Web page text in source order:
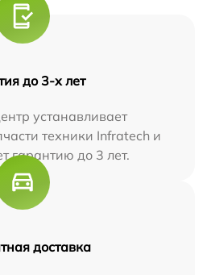
до 3-х лет
устанавливает
техники Infratech и
гарантию до 3 лет.
доставка